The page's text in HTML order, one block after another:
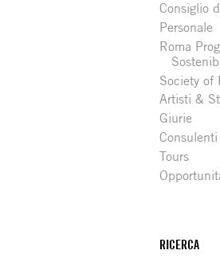
Consiglio
Personale
Roma
Society of
Artisti &
Giurie
Consulenti
Tours
RICERCA